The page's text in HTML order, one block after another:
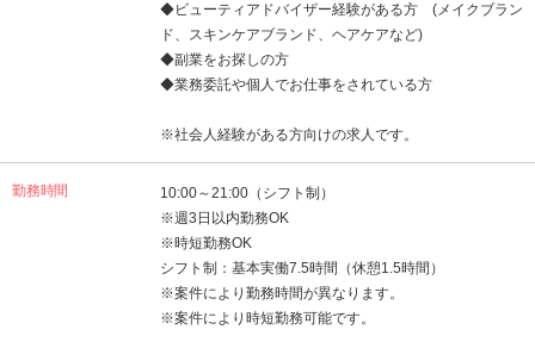
◆ビューティアドバイザー経験がある方 (メイクブラン
ド、スキンケアブランド、ヘアケアなど)
◆副業をお探しの方
◆業務委託や個人でお仕事をされている方
※社会人経験がある方向けの求人です。
勤務時間
10:00～21:00（シフト制）
※週3日以内勤務OK
※時短勤務OK
シフト制：基本実働7.5時間（休憩1.5時間）
※案件により勤務時間が異なります。
※案件により時短勤務可能です。